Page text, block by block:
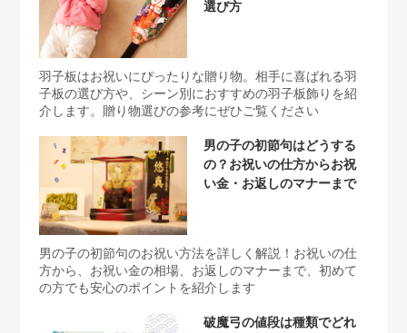
選び方
羽子板はお祝いにぴったりな贈り物。相手に喜ばれる羽
子板の選び方や、シーン別におすすめの羽子板飾りを紹
介します。贈り物選びの参考にぜひご覧ください
男の子の初節句はどうする
の？お祝いの仕方からお祝
い金・お返しのマナーまで
男の子の初節句のお祝い方法を詳しく解説！お祝いの仕
方から、お祝い金の相場、お返しのマナーまで、初めて
の方でも安心のポイントを紹介します
破魔弓の値段は種類でどれ